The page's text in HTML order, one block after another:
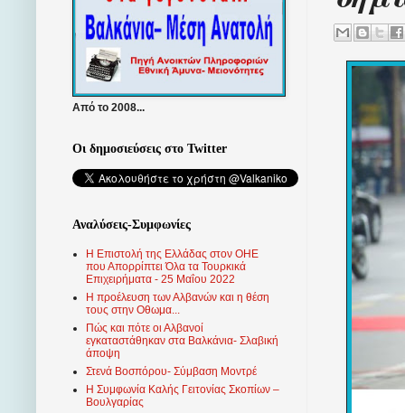
Από το 2008...
Οι δημοσιεύσεις στο Twitter
Αναλύσεις-Συμφωνίες
Η Επιστολή της Ελλάδας στον ΟΗΕ
που Απορρίπτει Όλα τα Τουρκικά
Επιχειρήματα - 25 Μαΐου 2022
Η προέλευση των Αλβανών και η θέση
τους στην Οθωμα...
Πώς και πότε οι Αλβανοί
εγκαταστάθηκαν στα Βαλκάνια- Σλαβική
άποψη
Στενά Βοσπόρου- Σύμβαση Μοντρέ
Η Συμφωνία Καλής Γειτονίας Σκοπίων –
Βουλγαρίας